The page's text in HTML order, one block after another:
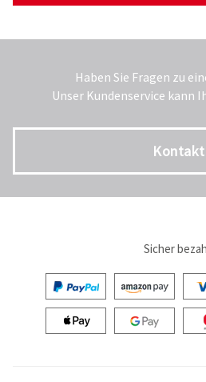
Haben Sie Fragen zu
Unser Kundenservice kann
Kontakt
Sicher